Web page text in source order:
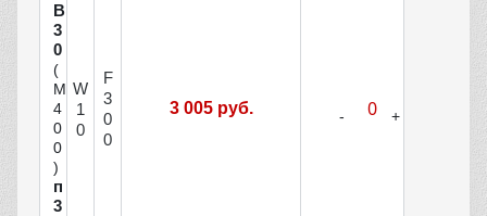
В
3
0
(
М
4
0
0
)
п
3
W
1
0
F
3
0
0
3 005 руб.